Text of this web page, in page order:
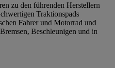
zu den führenden Herstellern
Traktionspads
Fahrer und Motorrad und
Beschleunigen und in